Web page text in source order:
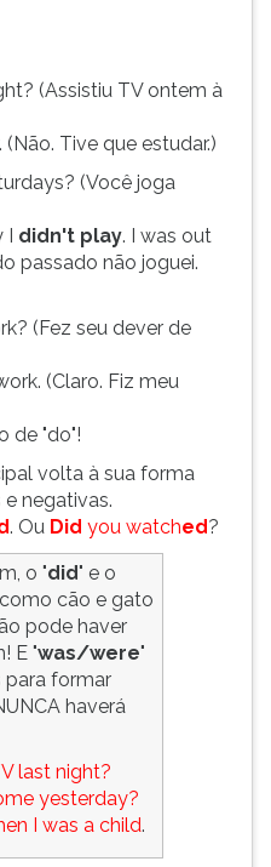
(Assistiu TV ontem à
Tive que estudar.)
(Você joga
I didn't play. I was out
passado não joguei.
(Fez seu dever de
(Claro. Fiz meu
de "do"!
volta à sua forma
negativas.
. Ou Did you watched?
o "did" e o
cão e gato
pode haver
E "was/were"
para formar
haverá
last night?
yesterday?
I was a child.